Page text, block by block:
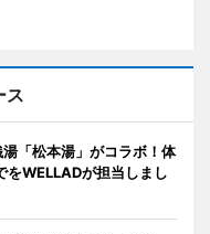
ス
「松本湯」がコラボ！体
をWELLADが担当しまし